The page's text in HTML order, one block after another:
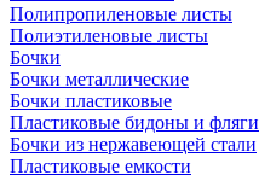
Полипропиленовые листы
Полиэтиленовые листы
Бочки
Бочки металлические
Бочки пластиковые
Пластиковые бидоны и фляги
Бочки из нержавеющей стали
Пластиковые емкости